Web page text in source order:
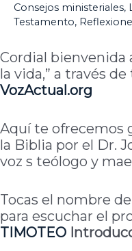
Consejos ministeriales,
Testamento,
Cordial bienvenida
la vida,” a través
VozActual.org
Aquí te ofrecemos
la Biblia por el Dr.
voz s teólogo y
Tocas el nombre
para escuchar el
TIMOTEO